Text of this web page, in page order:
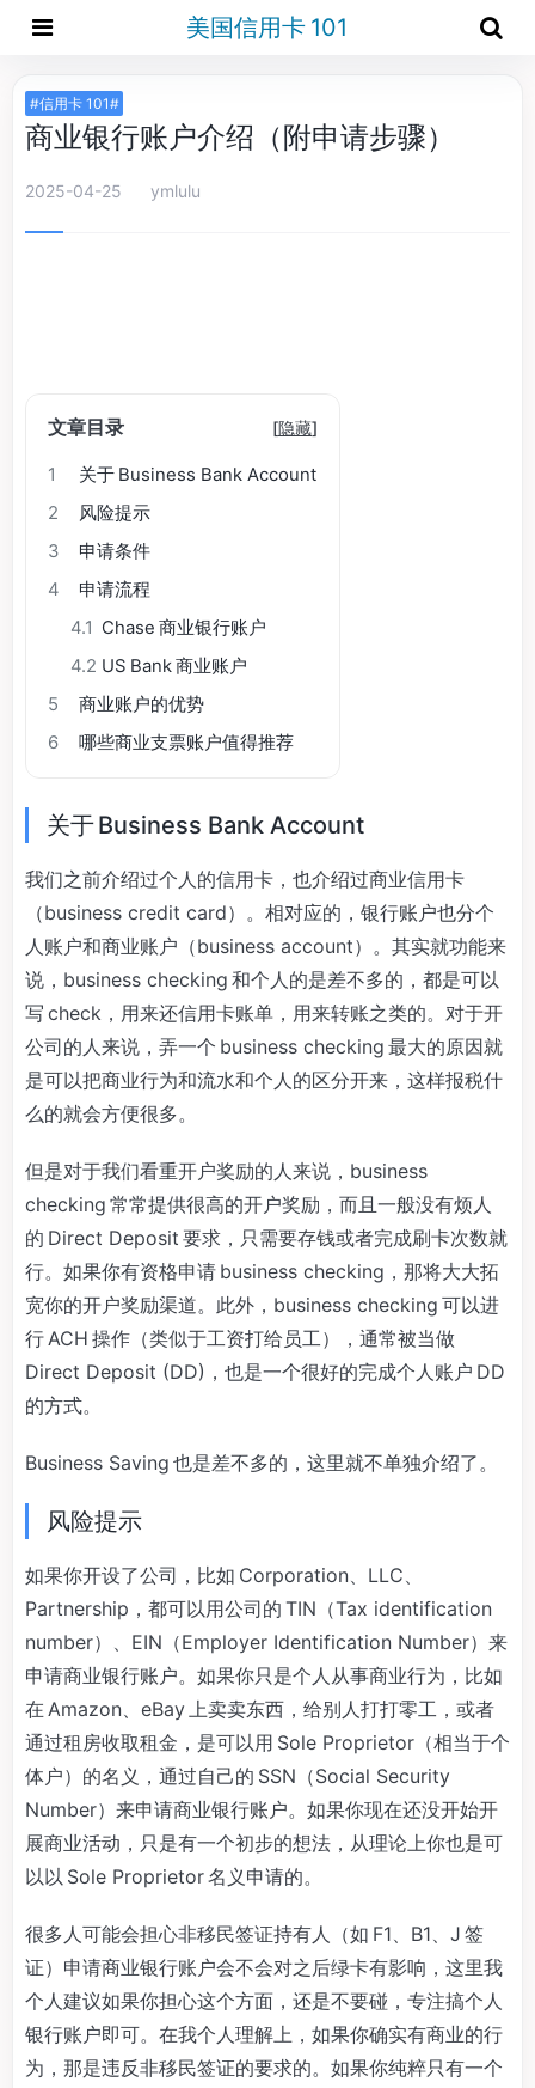
美国信用卡 101
#信用卡 101#
商业银行账户介绍（附申请步骤）
2025-04-25 ymlulu
文章目录 [隐藏]
1
关于 Business Bank Account
2
风险提示
3
申请条件
4
申请流程
4.1 Chase 商业银行账户
4.2 US Bank 商业账户
5
商业账户的优势
6
哪些商业支票账户值得推荐
关于 Business Bank Account
我们之前介绍过个人的信用卡，也介绍过商业信用卡
（business credit card）。相对应的，银行账户也分个
人账户和商业账户（business account）。其实就功能来
说，business checking 和个人的是差不多的，都是可以
写 check，用来还信用卡账单，用来转账之类的。对于开
公司的人来说，弄一个 business checking 最大的原因就
是可以把商业行为和流水和个人的区分开来，这样报税什
么的就会方便很多。
但是对于我们看重开户奖励的人来说，business
checking 常常提供很高的开户奖励，而且一般没有烦人
的 Direct Deposit 要求，只需要存钱或者完成刷卡次数就
行。如果你有资格申请 business checking，那将大大拓
宽你的开户奖励渠道。此外，business checking 可以进
行 ACH 操作（类似于工资打给员工），通常被当做
Direct Deposit (DD)，也是一个很好的完成个人账户 DD
的方式。
Business Saving 也是差不多的，这里就不单独介绍了。
风险提示
如果你开设了公司，比如 Corporation、LLC、
Partnership，都可以用公司的 TIN（Tax identification
number）、EIN（Employer Identification Number）来
申请商业银行账户。如果你只是个人从事商业行为，比如
在 Amazon、eBay 上卖卖东西，给别人打打零工，或者
通过租房收取租金，是可以用 Sole Proprietor（相当于个
体户）的名义，通过自己的 SSN（Social Security
Number）来申请商业银行账户。如果你现在还没开始开
展商业活动，只是有一个初步的想法，从理论上你也是可
以以 Sole Proprietor 名义申请的。
很多人可能会担心非移民签证持有人（如 F1、B1、J 签
证）申请商业银行账户会不会对之后绿卡有影响，这里我
个人建议如果你担心这个方面，还是不要碰，专注搞个人
银行账户即可。在我个人理解上，如果你确实有商业的行
为，那是违反非移民签证的要求的。如果你纯粹只有一个